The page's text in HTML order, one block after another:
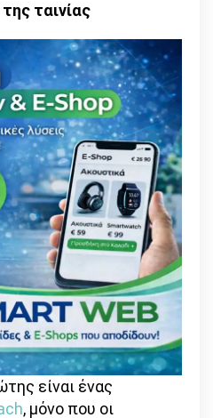
ταινίας
είναι ένας
, μόνο που οι